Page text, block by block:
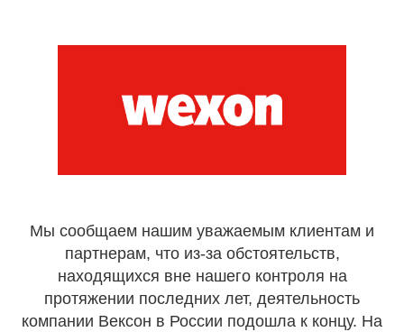
Мы сообщаем нашим уважаемым клиентам и
партнерам, что из-за обстоятельств,
находящихся вне нашего контроля на
протяжении последних лет, деятельность
компании Вексон в России подошла к концу. На